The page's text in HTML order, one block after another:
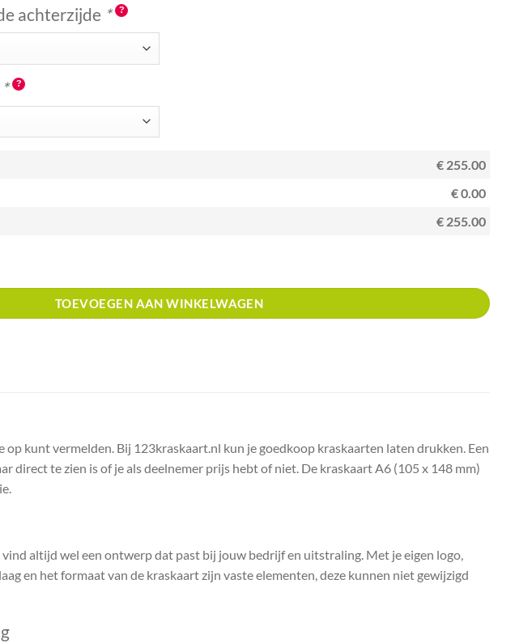
achterzijde *
*
€ 255.00
€ 0.00
€ 255.00
TOEVOEGEN AAN WINKELWAGEN
kunt vermelden. Bij 123kraskaart.nl kun je goedkoop kraskaarten laten drukken. Een
te zien is of je als deelnemer prijs hebt of niet. De kraskaart A6 (105 x 148 mm)
altijd wel een ontwerp dat past bij jouw bedrijf en uitstraling. Met je eigen logo,
en het formaat van de kraskaart zijn vaste elementen, deze kunnen niet gewijzigd